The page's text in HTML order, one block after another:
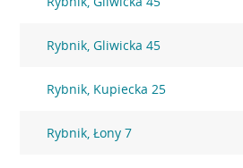
Rybnik, Gliwicka 45
Rybnik, Kupiecka 25
Rybnik, Łony 7